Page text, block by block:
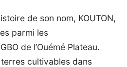
de son nom, KOUTON,
parmi les
de l’Ouémé Plateau.
cultivables dans